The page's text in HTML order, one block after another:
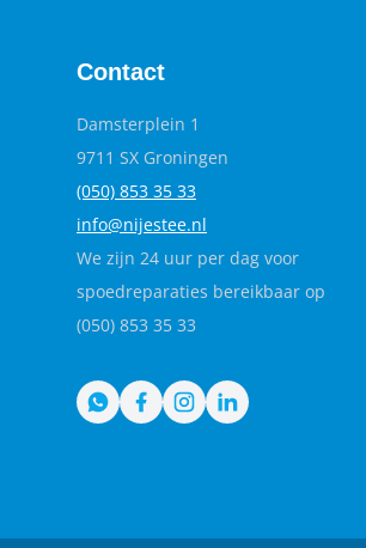
Contact
Damsterplein 1
9711 SX Groningen
(050) 853 35 33
info@nijestee.nl
We zijn 24 uur per dag voor
spoedreparaties bereikbaar op
(050) 853 35 33
WhatsApp
Facebook
Instagram
LinkedIn